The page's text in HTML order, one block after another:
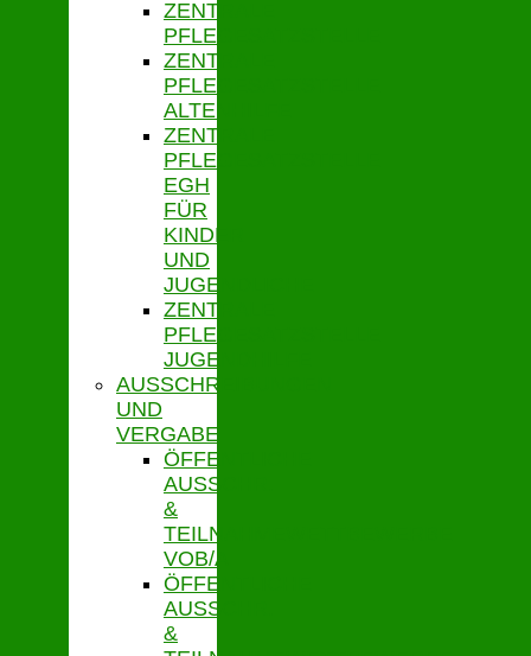
ZENTRALE
PFLEGESATZSTELLE
ZENTRALE
PFLEGESATZSTELLE
ALTENHILFE
ZENTRALE
PFLEGESATZSTELLE
EGH
FÜR
KINDER
UND
JUGENDLICHE
ZENTRALE
PFLEGESATZSTELLE
JUGENDHILFE
AUSSCHREIBUNGEN
UND
VERGABE
ÖFFENTLICHE
AUSSCHR.
&
TEILNAHMEWETTBEWERBE
VOB/A
ÖFFENTLICHE
AUSSCHR.
&